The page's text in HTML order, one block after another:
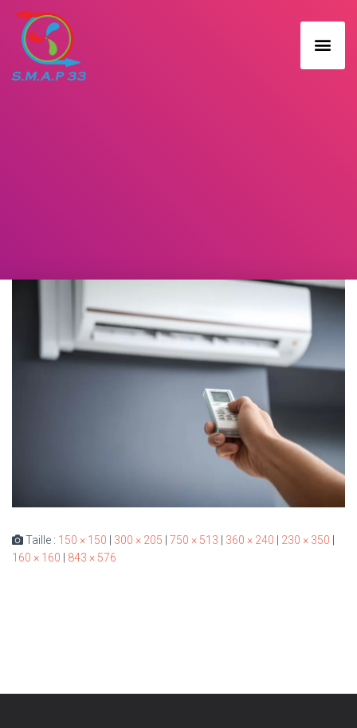
Taille : 150 × 150 | 300 × 205 | 750 × 513 | 360 × 240 | 230 × 350 |
160 × 160 | 843 × 576